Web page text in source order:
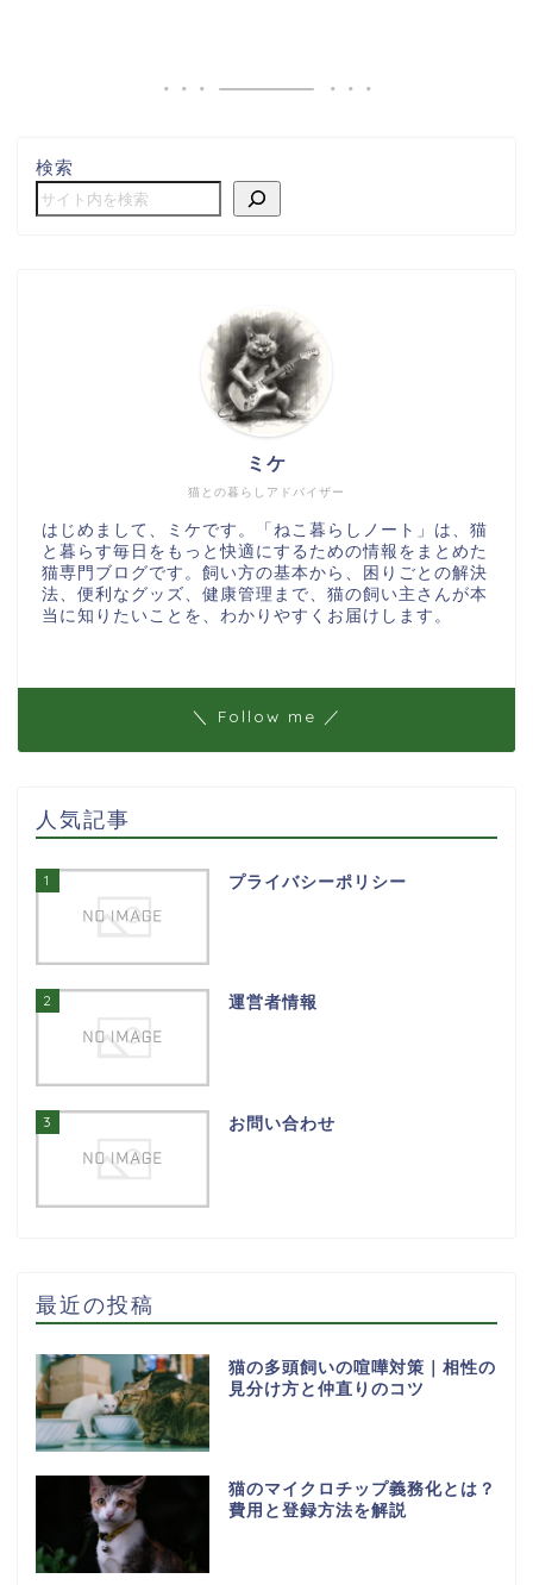
検索
猫との暮らしアドバイザー
ミケ
はじめまして、ミケです。「ねこ暮らしノート」は、猫
と暮らす毎日をもっと快適にするための情報をまとめた
猫専門ブログです。飼い方の基本から、困りごとの解決
法、便利なグッズ、健康管理まで、猫の飼い主さんが本
当に知りたいことを、わかりやすくお届けします。
＼ Follow me ／
人気記事
1 プライバシーポリシー
2 運営者情報
3 お問い合わせ
最近の投稿
猫の多頭飼いの喧嘩対策｜相性の
見分け方と仲直りのコツ
猫のマイクロチップ義務化とは？
費用と登録方法を解説